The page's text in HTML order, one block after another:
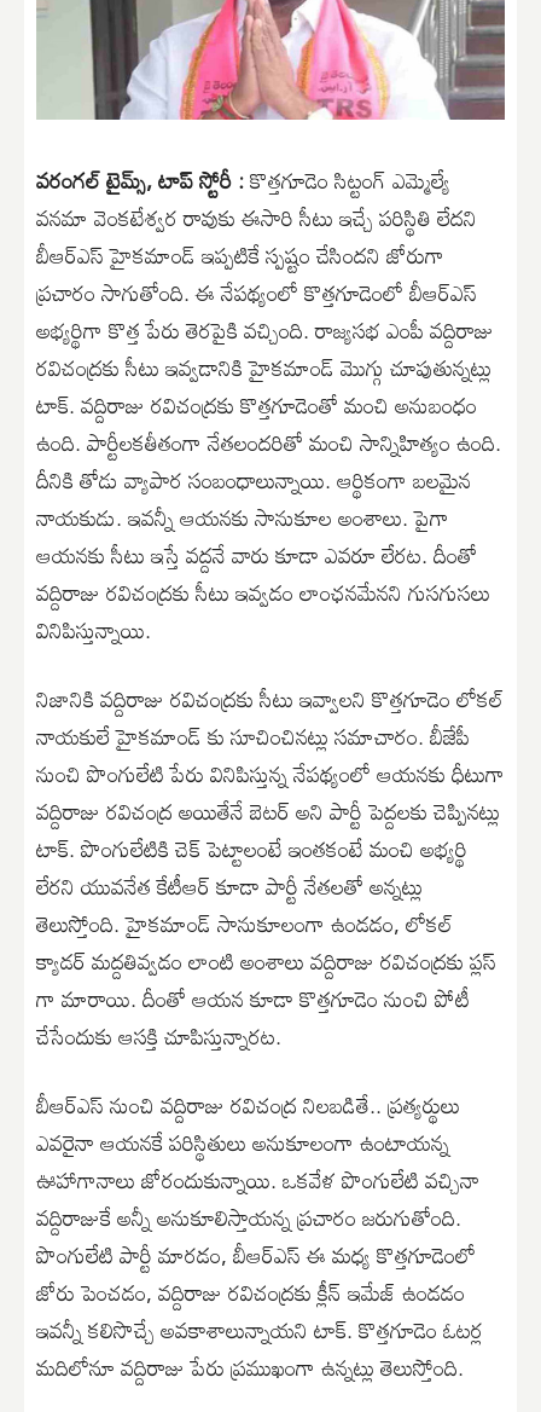
వరంగల్ టైమ్స్, టాప్ స్టోరీ :కొత్తగూడెం సిట్టంగ్ ఎమ్మెల్యే
వనమా వెంకటేశ్వర రావుకు ఈసారి సీటు ఇచ్చే పరిస్థితి లేదని
బీఆర్ఎస్ హైకమాండ్ ఇప్పటికే స్పష్టం చేసిందని జోరుగా
ప్రచారం సాగుతోంది. ఈ నేపథ్యంలో కొత్తగూడెంలో బీఆర్ఎస్
అభ్యర్థిగా కొత్త పేరు తెరపైకి వచ్చింది. రాజ్యసభ ఎంపీ వద్దిరాజు
రవిచంద్రకు సీటు ఇవ్వడానికి హైకమాండ్ మొగ్గు చూపుతున్నట్లు
టాక్. వద్దిరాజు రవిచంద్రకు కొత్తగూడెంతో మంచి అనుబంధం
ఉంది. పార్టీలకతీతంగా నేతలందరితో మంచి సాన్నిహిత్యం ఉంది.
దీనికి తోడు వ్యాపార సంబంధాలున్నాయి. ఆర్థికంగా బలమైన
నాయకుడు. ఇవన్నీ ఆయనకు సానుకూల అంశాలు. పైగా
ఆయనకు సీటు ఇస్తే వద్దనే వారు కూడా ఎవరూ లేరట. దీంతో
వద్దిరాజు రవిచంద్రకు సీటు ఇవ్వడం లాంఛనమేనని గుసగుసలు
వినిపిస్తున్నాయి.
నిజానికి వద్దిరాజు రవిచంద్రకు సీటు ఇవ్వాలని కొత్తగూడెం లోకల్
నాయకులే హైకమాండ్ కు సూచించినట్లు సమాచారం. బీజేపీ
నుంచి పొంగులేటి పేరు వినిపిస్తున్న నేపథ్యంలో ఆయనకు ధీటుగా
వద్దిరాజు రవిచంద్ర అయితేనే బెటర్ అని పార్టీ పెద్దలకు చెప్పినట్లు
టాక్. పొంగులేటికి చెక్ పెట్టాలంటే ఇంతకంటే మంచి అభ్యర్థి
లేరని యువనేత కేటీఆర్ కూడా పార్టీ నేతలతో అన్నట్లు
తెలుస్తోంది. హైకమాండ్ సానుకూలంగా ఉండడం, లోకల్
క్యాడర్ మద్దతివ్వడం లాంటి అంశాలు వద్దిరాజు రవిచంద్రకు ప్లస్
గా మారాయి. దీంతో ఆయన కూడా కొత్తగూడెం నుంచి పోటీ
చేసేందుకు ఆసక్తి చూపిస్తున్నారట.
బీఆర్ఎస్ నుంచి వద్దిరాజు రవిచంద్ర నిలబడితే.. ప్రత్యర్థులు
ఎవరైనా ఆయనకే పరిస్థితులు అనుకూలంగా ఉంటాయన్న
ఊహాగానాలు జోరందుకున్నాయి. ఒకవేళ పొంగులేటి వచ్చినా
వద్దిరాజుకే అన్నీ అనుకూలిస్తాయన్న ప్రచారం జరుగుతోంది.
పొంగులేటి పార్టీ మారడం, బీఆర్ఎస్ ఈ మధ్య కొత్తగూడెంలో
జోరు పెంచడం, వద్దిరాజు రవిచంద్రకు క్లీన్ ఇమేజ్ ఉండడం
ఇవన్నీ కలిసొచ్చే అవకాశాలున్నాయని టాక్. కొత్తగూడెం ఓటర్ల
మదిలోనూ వద్దిరాజు పేరు ప్రముఖంగా ఉన్నట్లు తెలుస్తోంది.